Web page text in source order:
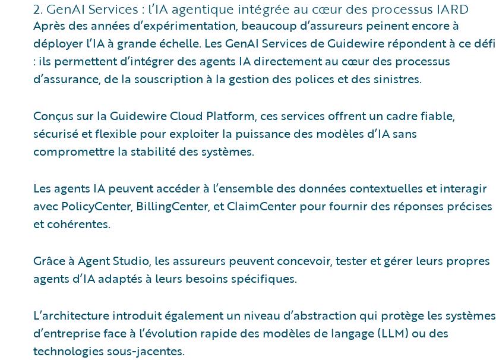
2. GenAI Services : l’IA agentique intégrée au cœur des processus IARD
Après des années d’expérimentation, beaucoup d’assureurs peinent encore à
déployer l’IA à grande échelle. Les GenAI Services de Guidewire répondent à ce défi
: ils permettent d’intégrer des agents IA directement au cœur des processus
d’assurance, de la souscription à la gestion des polices et des sinistres.
Conçus sur la Guidewire Cloud Platform, ces services offrent un cadre fiable,
sécurisé et flexible pour exploiter la puissance des modèles d’IA sans
compromettre la stabilité des systèmes.
Les agents IA peuvent accéder à l’ensemble des données contextuelles et interagir
avec PolicyCenter, BillingCenter, et ClaimCenter pour fournir des réponses précises
et cohérentes.
Grâce à Agent Studio, les assureurs peuvent concevoir, tester et gérer leurs propres
agents d’IA adaptés à leurs besoins spécifiques.
L’architecture introduit également un niveau d’abstraction qui protège les systèmes
d’entreprise face à l’évolution rapide des modèles de langage (LLM) ou des
technologies sous-jacentes.